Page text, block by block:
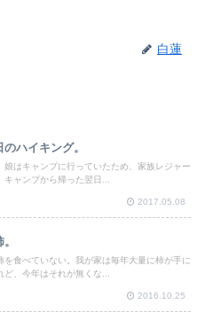
白蓮
ハイキング。
娘はキャンプに行っていたため、家族レジャー
ャンプから帰った翌日...
2017.05.08
を食べていない。我が家は毎年大量に柿が手に
ど、今年はそれが無くな...
2016.10.25